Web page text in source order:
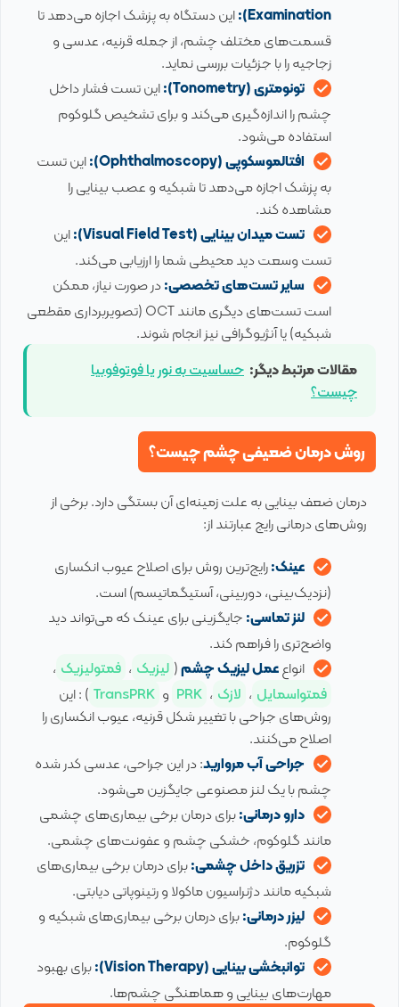
Examination): این دستگاه به پزشک اجازه می‌دهد تا
قسمت‌های مختلف چشم، از جمله قرنیه، عدسی و
زجاجیه را با جزئیات بررسی نماید.
تونومتری (Tonometry):
این تست فشار داخل
چشم را اندازه‌گیری می‌کند و برای تشخیص گلوکوم
استفاده می‌شود.
افتالموسکوپی (Ophthalmoscopy):
این تست
به پزشک اجازه می‌دهد تا شبکیه و عصب بینایی را
مشاهده کند.
تست میدان بینایی (Visual Field Test):
این
تست وسعت دید محیطی شما را ارزیابی می‌کند.
سایر تست‌های تخصصی:در صورت نیاز، ممکن
است تست‌های دیگری مانند OCT (تصویربرداری مقطعی
شبکیه) یا آنژیوگرافی نیز انجام شوند.
مقالات مرتبط دیگر: حساسیت به نور یا فوتوفوبیا
چیست؟
روش‌ درمان ضعیفی چشم چیست؟
درمان ضعف بینایی به علت زمینه‌ای آن بستگی دارد. برخی از
روش‌های درمانی رایج عبارتند از:
عینک:رایج‌ترین روش برای اصلاح عیوب انکساری
(نزدیک‌بینی، دوربینی، آستیگماتیسم) است.
لنز تماسی:جایگزینی برای عینک که می‌تواند دید
واضح‌تری را فراهم کند.
انواععمل لیزیک چشم( لیزیک ، فمتولیزیک ،
فمتواسمایل ، لازک ، PRK و TransPRK ) : این
روش‌های جراحی با تغییر شکل قرنیه، عیوب انکساری را
اصلاح می‌کنند.
جراحی آب مروارید: در این جراحی، عدسی کدر شده
چشم با یک لنز مصنوعی جایگزین می‌شود.
دارو درمانی:برای درمان برخی بیماری‌های چشمی
مانند گلوکوم، خشکی چشم و عفونت‌های چشمی.
تزریق داخل چشمی:برای درمان برخی بیماری‌های
شبکیه مانند دژنراسیون ماکولا و رتینوپاتی دیابتی.
لیزر درمانی:برای درمان برخی بیماری‌های شبکیه و
گلوکوم.
توانبخشی بینایی (Vision Therapy):
برای بهبود
مهارت‌های بینایی و هماهنگی چشم‌ها.